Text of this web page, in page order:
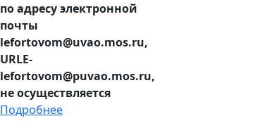
по адресу электронной
почты
lefortovom@uvao.mos.ru,
URLE-
lefortovom@puvao.mos.ru,
не осуществляется
Подробнее